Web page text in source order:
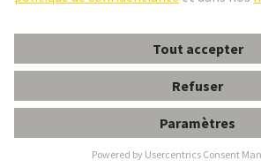
P.E. UNIV.PG 29
© HARTING Technology Group
ContactPolitique de confidentialité
Conditions